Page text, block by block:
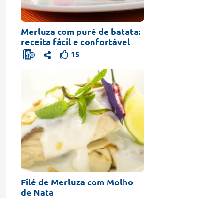
Merluza com purê de batata:
receita fácil e confortável
15
Filé de Merluza com Molho
de Nata